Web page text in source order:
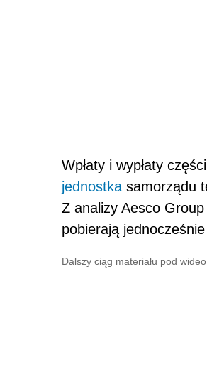
Wpłaty i wypłaty
jednostka samorządu
Z analizy Aesco
pobierają
Dalszy ciąg materiału pod wideo